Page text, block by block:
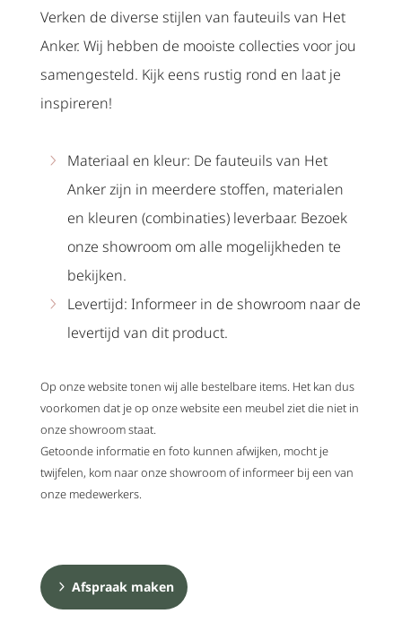
Verken de diverse stijlen van fauteuils van Het
Anker. Wij hebben de mooiste collecties voor jou
samengesteld. Kijk eens rustig rond en laat je
inspireren!
Materiaal en kleur: De fauteuils van Het
Anker zijn in meerdere stoffen, materialen
en kleuren (combinaties) leverbaar. Bezoek
onze showroom om alle mogelijkheden te
bekijken.
Levertijd: Informeer in de showroom naar de
levertijd van dit product.
Op onze website tonen wij alle bestelbare items. Het kan dus
voorkomen dat je op onze website een meubel ziet die niet in
onze showroom staat.
Getoonde informatie en foto kunnen afwijken, mocht je
twijfelen, kom naar onze showroom of informeer bij een van
onze medewerkers.
Afspraak maken